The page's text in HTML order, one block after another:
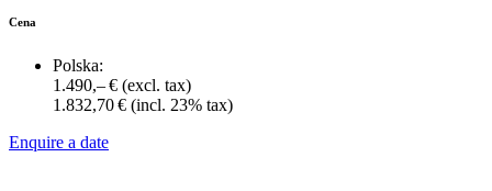
Cena
Polska:
1.490,– € (excl. tax)
1.832,70 € (incl. 23% tax)
Enquire a date